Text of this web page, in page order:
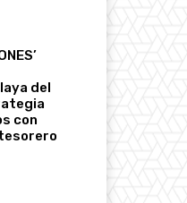
del
con